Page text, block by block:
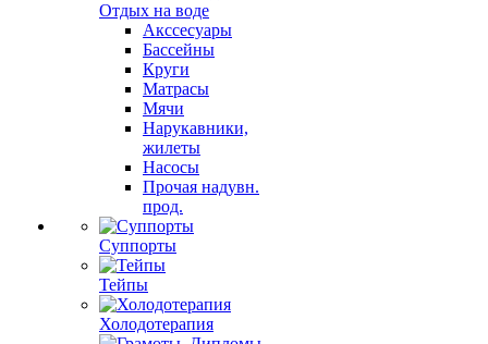
Отдых на воде
Акссесуары
Бассейны
Круги
Матрасы
Мячи
Нарукавники,
жилеты
Насосы
Прочая надувн.
прод.
Суппорты
Тейпы
Холодотерапия